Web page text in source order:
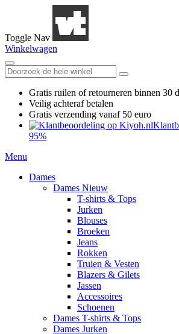
Toggle Nav
Winkelwagen
Gratis ruilen of retourneren binnen 30
Veilig achteraf betalen
Gratis verzending vanaf 50 euro
95%
Menu
Dames
Dames Nieuw
T-shirts & Tops
Jurken
Blouses
Broeken
Jeans
Rokken
Truien & Vesten
Blazers & Gilets
Jassen
Accessoires
Schoenen
Dames T-shirts & Tops
Dames Jurken